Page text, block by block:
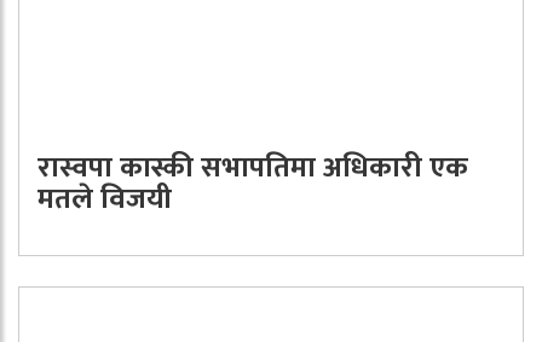
रास्वपा कास्की सभापतिमा अधिकारी एक
मतले विजयी